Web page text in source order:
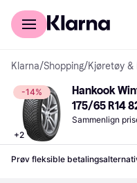
For kunder
Klarna/Shopping/Kjøretøy
-14%
+2
Hankook
175/65 R14
Sammenlign
Prøv fleksible